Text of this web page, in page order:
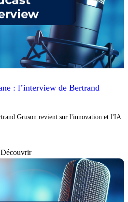
: l’interview de Bertrand
Gruson revient sur l'innovation et l'IA
Découvrir